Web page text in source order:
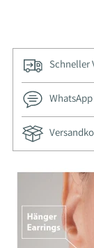
Schneller
WhatsApp
Adding
to
your